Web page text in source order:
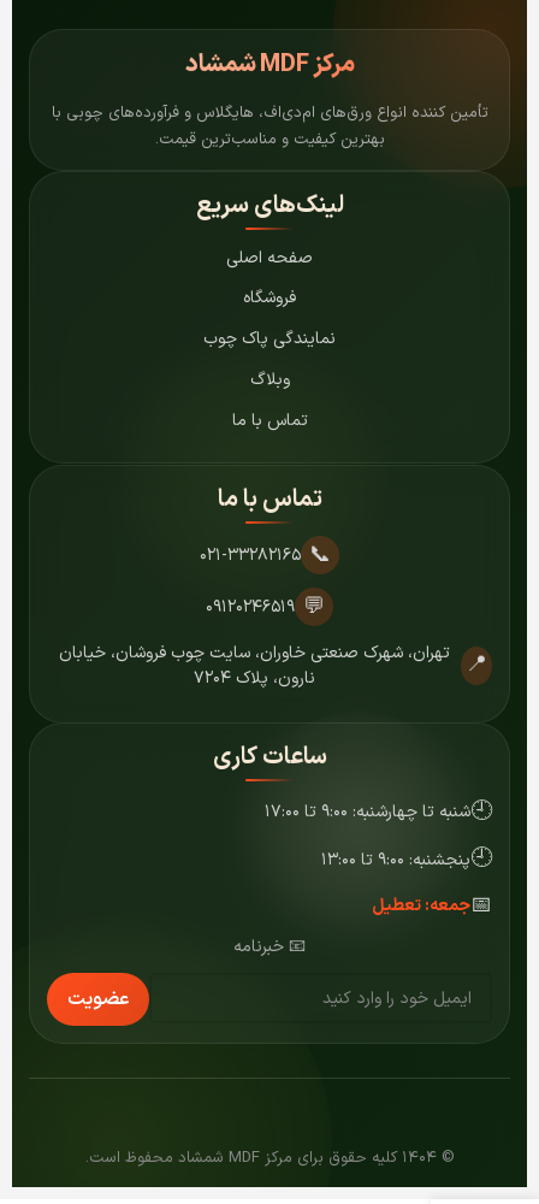
مرکزMDF شمشاد
تأمین کننده انواع ورق‌های ام‌دی‌اف، هایگلاس و فرآورده‌های چوبی با
بهترین کیفیت و مناسب‌ترین قیمت.
لینک‌های سریع
صفحه اصلی
فروشگاه
نمایندگی پاک چوب
وبلاگ
تماس با ما
تماس با ما
📞 ۰۲۱-۳۳۲۸۲۱۶۵
💬 ۰۹۱۲۰۲۴۶۵۱۹
📍
تهران، شهرک صنعتی خاوران، سایت چوب فروشان، خیابان
نارون، پلاک ۷۲۰۴
ساعات کاری
🕘شنبه تا چهارشنبه: ۹:۰۰ تا ۱۷:۰۰
🕘پنجشنبه: ۹:۰۰ تا ۱۳:۰۰
📅جمعه: تعطیل
📧 خبرنامه
عضویت
© ۱۴۰۴ کلیه حقوق برای مرکز MDF شمشاد محفوظ است.